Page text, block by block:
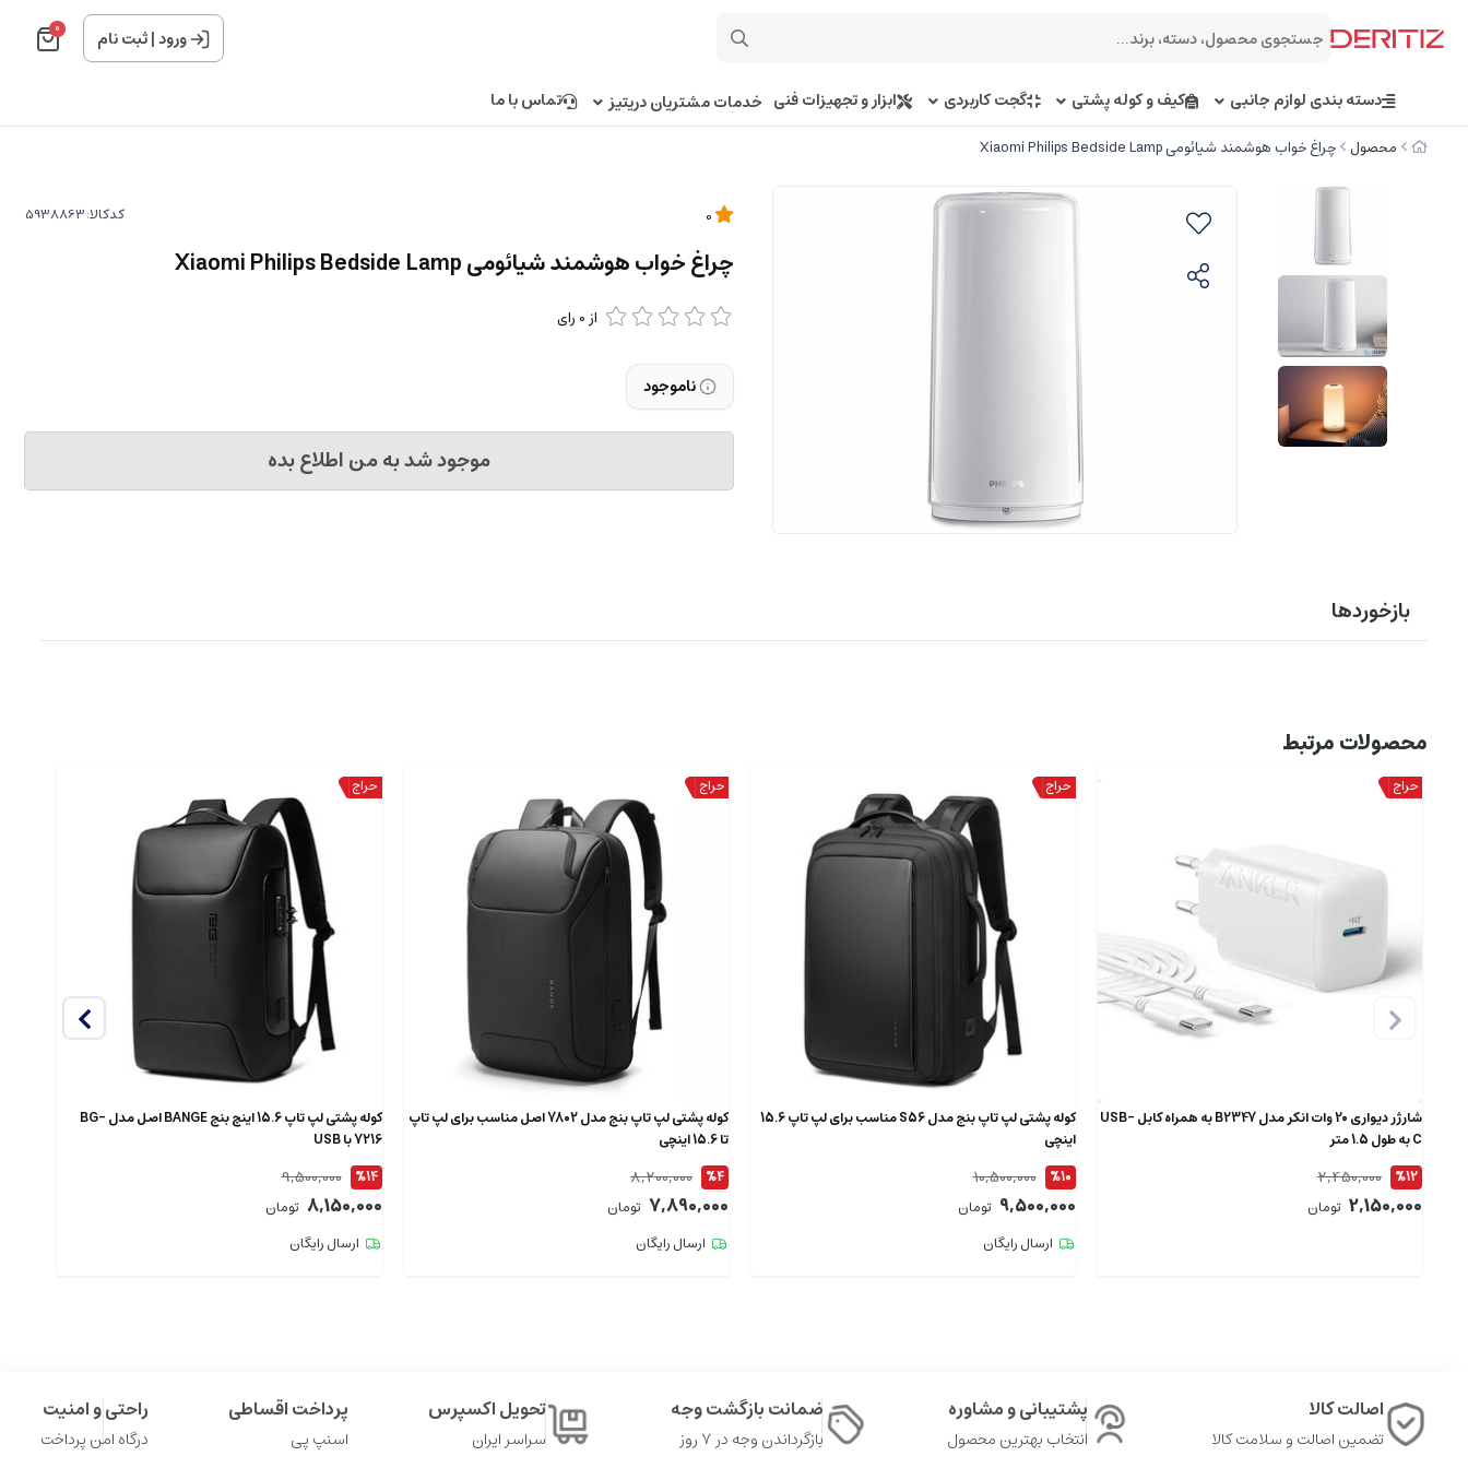
ورود|ثبت نام 0
دسته بندی لوازم جانبی کیف و کوله پشتی گجت کاربردی ابزار و تجهیزات فنی خدمات مشتریان دریتیز تماس با ما
محصول چراغ خواب هوشمند شیائومی Xiaomi Philips Bedside Lamp
کدکالا:
چراغ خواب هوشمند شیائومی Xiaomi Philips Bedside Lamp
از 0 رای
ناموجود
موجود شد به من اطلاع بده
بازخوردها
محصولات مرتبط
شارژر دیواری 20 وات انکر مدل B2347 به همراه کابل USB-
C به طول 1.5 متر
%12
2,450,000
2,150,000 تومان
کوله پشتی لپ تاپ بنج مدل S56 مناسب برای لپ تاپ 15.6
اینچی
%10
10,500,000
9,500,000 تومان
ارسال رایگان
کوله پشتی لپ تاپ بنج مدل 7802 اصل مناسب برای لپ تاپ
تا 15.6 اینچی
%4
8,200,000
7,890,000 تومان
ارسال رایگان
کوله پشتی لپ تاپ 15.6 اینچ بنج BANGE اصل مدل BG-
7216 با USB
%14
9,500,000
8,150,000 تومان
ارسال رایگان
اصالت کالا
تضمین اصالت و سلامت کالا
پشتیبانی و مشاوره
انتخاب بهترین محصول
ضمانت بازگشت وجه
بازگرداندن وجه در ۷ روز
تحویل اکسپرس
سراسر ایران
پرداخت اقساطی
اسنپ پی
راحتی و امنیت
درگاه امن پرداخت